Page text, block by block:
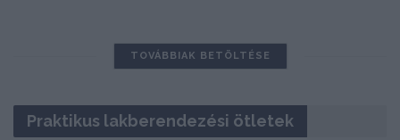
TOVÁBBIAK BETÖLTÉSE
Praktikus lakberendezési ötletek